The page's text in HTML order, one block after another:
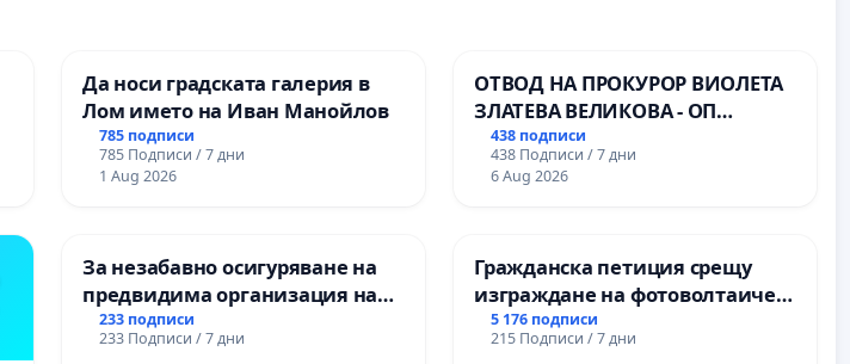
Да носи градската галерия в
Лом името на Иван Манойлов
785 подписи
785 Подписи / 7 дни
1 Aug 2026
ОТВОД НА ПРОКУРОР ВИОЛЕТА
ЗЛАТЕВА ВЕЛИКОВА - ОП
ДОБРИЧ
438 подписи
438 Подписи / 7 дни
6 Aug 2026
За незабавно осигуряване на
предвидима организация на
учебния процес и гарантиране
на правото на равнопоставено
233 подписи
233 Подписи / 7 дни
Гражданска петиция срещу
изграждане на фотоволтаичен
парк в с.Прибой, общ. Радомир
5 176 подписи
215 Подписи / 7 дни